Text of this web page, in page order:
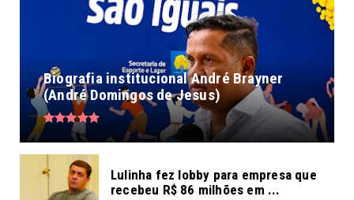
Biografia institucional André Brayner
(André Domingos de Jesus)
Lulinha fez lobby para empresa que
recebeu R$ 86 milhões em ...